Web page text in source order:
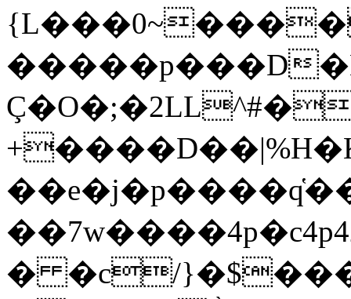
�����p���D
� �c/